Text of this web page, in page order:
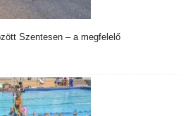
Szentesen – a megfelelő